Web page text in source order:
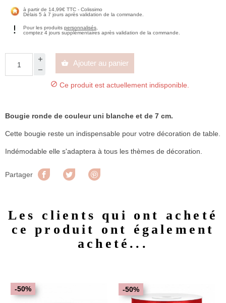
à partir de 14,99€ TTC - Colissimo
Délais 5 à 7 jours après validation de la commande.
Pour les produits personnalisés
comptez 4 jours supplémentaires après validation de la commande.
 Ajouter au panier
 Ce produit est actuellement indisponible.
Bougie ronde de couleur uni blanche et de 7 cm.
Cette bougie reste un indispensable pour votre décoration de table.
Indémodable elle s'adaptera à tous les thèmes de décoration.
Partager Partager Tweet
Les clients qui ont acheté
ce produit ont également
acheté...
-50% -50%